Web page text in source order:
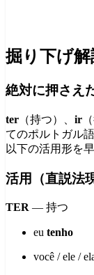
掘り下げ解
絶対に押さえ
ter （持つ）、 ir
てのポルトガル
以下の活用形を
活用（直説法
TER — 持つ
eu tenho
você / ele /